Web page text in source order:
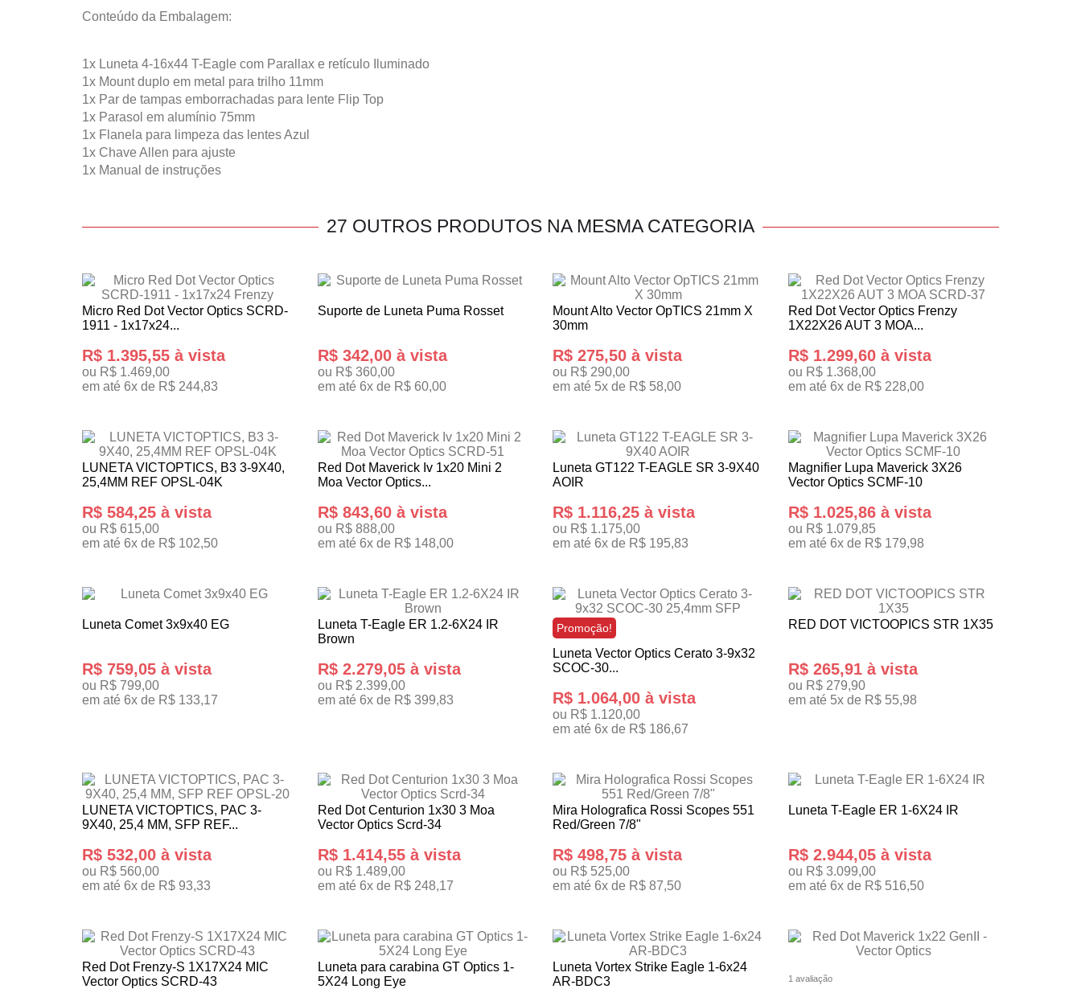
Conteúdo da Embalagem:
1x Luneta 4-16x44 T-Eagle com Parallax e retículo Iluminado
1x Mount duplo em metal para trilho 11mm
1x Par de tampas emborrachadas para lente Flip Top
1x Parasol em alumínio 75mm
1x Flanela para limpeza das lentes Azul
1x Chave Allen para ajuste
1x Manual de instruções
27 OUTROS PRODUTOS NA MESMA CATEGORIA
Micro Red Dot Vector Optics SCRD-
1911 - 1x17x24...
R$ 1.395,55 à vista
ou R$ 1.469,00
em até 6x de R$ 244,83
Suporte de Luneta Puma Rosset
R$ 342,00 à vista
ou R$ 360,00
em até 6x de R$ 60,00
Mount Alto Vector OpTICS 21mm X
30mm
R$ 275,50 à vista
ou R$ 290,00
em até 5x de R$ 58,00
Red Dot Vector Optics Frenzy
1X22X26 AUT 3 MOA...
R$ 1.299,60 à vista
ou R$ 1.368,00
em até 6x de R$ 228,00
LUNETA VICTOPTICS, B3 3-9X40,
25,4MM REF OPSL-04K
R$ 584,25 à vista
ou R$ 615,00
em até 6x de R$ 102,50
Red Dot Maverick Iv 1x20 Mini 2
Moa Vector Optics...
R$ 843,60 à vista
ou R$ 888,00
em até 6x de R$ 148,00
Luneta GT122 T-EAGLE SR 3-9X40
AOIR
R$ 1.116,25 à vista
ou R$ 1.175,00
em até 6x de R$ 195,83
Magnifier Lupa Maverick 3X26
Vector Optics SCMF-10
R$ 1.025,86 à vista
ou R$ 1.079,85
em até 6x de R$ 179,98
Luneta Comet 3x9x40 EG
R$ 759,05 à vista
ou R$ 799,00
em até 6x de R$ 133,17
Luneta T-Eagle ER 1.2-6X24 IR
Brown
R$ 2.279,05 à vista
ou R$ 2.399,00
em até 6x de R$ 399,83
Promoção!
Luneta Vector Optics Cerato 3-9x32
SCOC-30...
R$ 1.064,00 à vista
ou R$ 1.120,00
em até 6x de R$ 186,67
RED DOT VICTOOPICS STR 1X35
R$ 265,91 à vista
ou R$ 279,90
em até 5x de R$ 55,98
LUNETA VICTOPTICS, PAC 3-
9X40, 25,4 MM, SFP REF...
R$ 532,00 à vista
ou R$ 560,00
em até 6x de R$ 93,33
Red Dot Centurion 1x30 3 Moa
Vector Optics Scrd-34
R$ 1.414,55 à vista
ou R$ 1.489,00
em até 6x de R$ 248,17
Mira Holografica Rossi Scopes 551
Red/Green 7/8"
R$ 498,75 à vista
ou R$ 525,00
em até 6x de R$ 87,50
Luneta T-Eagle ER 1-6X24 IR
R$ 2.944,05 à vista
ou R$ 3.099,00
em até 6x de R$ 516,50
Red Dot Frenzy-S 1X17X24 MIC
Vector Optics SCRD-43
Luneta para carabina GT Optics 1-
5X24 Long Eye
Luneta Vortex Strike Eagle 1-6x24
AR-BDC3
1 avaliação